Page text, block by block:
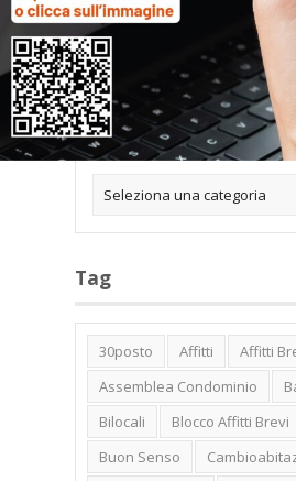
Categorie
Tag
30posto Affitti Affitti
Assemblea Condominio
Bilocali
Blocco Affitti Brevi
Buon Senso